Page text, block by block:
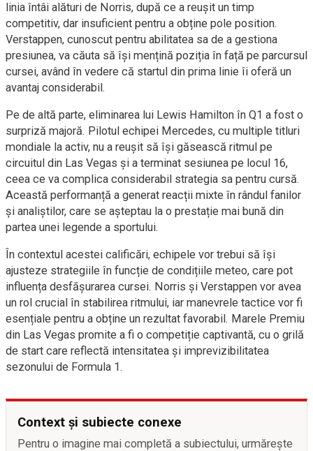
linia întâi alături de Norris, după ce a reușit un timp
competitiv, dar insuficient pentru a obține pole position.
Verstappen, cunoscut pentru abilitatea sa de a gestiona
presiunea, va căuta să își mențină poziția în față pe parcursul
cursei, având în vedere că startul din prima linie îi oferă un
avantaj considerabil.
Pe de altă parte, eliminarea lui Lewis Hamilton în Q1 a fost o
surpriză majoră. Pilotul echipei Mercedes, cu multiple titluri
mondiale la activ, nu a reușit să își găsească ritmul pe
circuitul din Las Vegas și a terminat sesiunea pe locul 16,
ceea ce va complica considerabil strategia sa pentru cursă.
Această performanță a generat reacții mixte în rândul fanilor
și analiștilor, care se așteptau la o prestație mai bună din
partea unei legende a sportului.
În contextul acestei calificări, echipele vor trebui să își
ajusteze strategiile în funcție de condițiile meteo, care pot
influența desfășurarea cursei. Norris și Verstappen vor avea
un rol crucial în stabilirea ritmului, iar manevrele tactice vor fi
esențiale pentru a obține un rezultat favorabil. Marele Premiu
din Las Vegas promite a fi o competiție captivantă, cu o grilă
de start care reflectă intensitatea și imprevizibilitatea
sezonului de Formula 1.
Context și subiecte conexe
Pentru o imagine mai completă a subiectului, urmărește